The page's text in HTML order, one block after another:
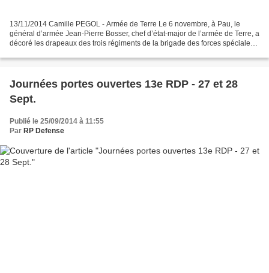
13/11/2014 Camille PEGOL - Armée de Terre Le 6 novembre, à Pau, le
général d’armée Jean-Pierre Bosser, chef d’état-major de l’armée de Terre, a
décoré les drapeaux des trois régiments de la brigade des forces spéciales
Journées portes ouvertes 13e RDP - 27 et 28
Sept.
Publié le 25/09/2014 à 11:55
Par RP Defense